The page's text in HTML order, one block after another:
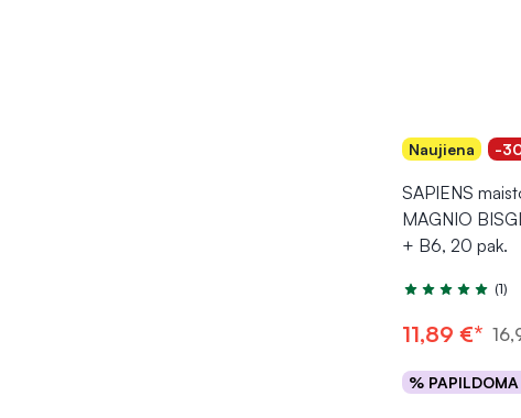
Naujiena -
SAPIENS
MAGNIO
+ B6, 20 pak.
Įvertinimas 5.0
(1)
11,89 €*
%
Į